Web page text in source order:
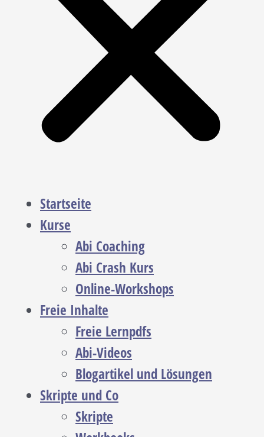
Startseite
Kurse
Abi Coaching
Abi Crash Kurs
Online-Workshops
Freie Inhalte
Freie Lernpdfs
Abi-Videos
Blogartikel und Lösungen
Skripte und Co
Skripte